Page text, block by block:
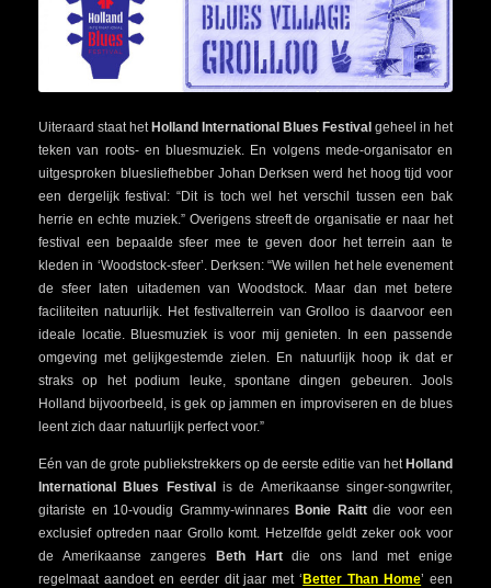
Uiteraard staat het Holland International Blues Festival geheel in het
teken van roots- en bluesmuziek. En volgens mede-organisator en
uitgesproken bluesliefhebber Johan Derksen werd het hoog tijd voor
een dergelijk festival: “Dit is toch wel het verschil tussen een bak
herrie en echte muziek.” Overigens streeft de organisatie er naar het
festival een bepaalde sfeer mee te geven door het terrein aan te
kleden in ‘Woodstock-sfeer’. Derksen: “We willen het hele evenement
de sfeer laten uitademen van Woodstock. Maar dan met betere
faciliteiten natuurlijk. Het festivalterrein van Grolloo is daarvoor een
ideale locatie. Bluesmuziek is voor mij genieten. In een passende
omgeving met gelijkgestemde zielen. En natuurlijk hoop ik dat er
straks op het podium leuke, spontane dingen gebeuren. Jools
Holland bijvoorbeeld, is gek op jammen en improviseren en de blues
leent zich daar natuurlijk perfect voor.”
Eén van de grote publiekstrekkers op de eerste editie van het Holland
International Blues Festivalis de Amerikaanse singer-songwriter,
gitariste en 10-voudig Grammy-winnares Bonie Raittdie voor een
exclusief optreden naar Grollo komt. Hetzelfde geldt zeker ook voor
de Amerikaanse zangeres Beth Hartdie ons land met enige
regelmaat aandoet en eerder dit jaar met ‘Better Than Home’ een